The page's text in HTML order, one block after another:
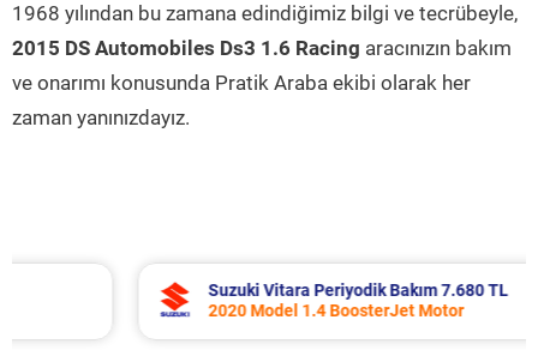
1968 yılından bu zamana edindiğimiz bilgi ve tecrübeyle,
2015 DS Automobiles Ds3 1.6 Racing aracınızın bakım
ve onarımı konusunda Pratik Araba ekibi olarak her
zaman yanınızdayız.
Suzuki Vitara Periyodik Bakım 7.680 TL
2020 Model 1.4 BoosterJet Motor